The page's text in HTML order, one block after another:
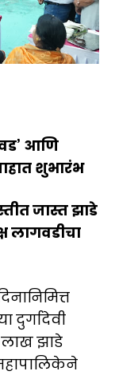
आणि
शुभारंभ
जास्त झाडे
लागवडीचा
दुर्गादेवी
लाख झाडे